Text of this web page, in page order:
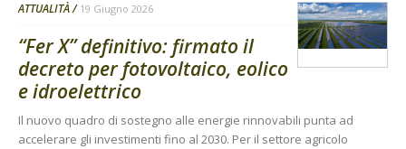
ATTUALITÀ 19 Giugno 2026
“Fer X” definitivo: firmato il
decreto per fotovoltaico, eolico
e idroelettrico
Il nuovo quadro di sostegno alle energie rinnovabili punta ad
accelerare gli investimenti fino al 2030. Per il settore agricolo